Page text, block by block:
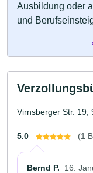
Ausbildung oder
und
Virnsberger Str. 19,
5.0 (1
Bernd P. 16.